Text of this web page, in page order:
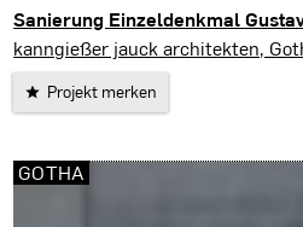
Sanierung Einzeldenkmal
Gotha
kanngießer jauck architekten,
Projekt merken
GOTHA